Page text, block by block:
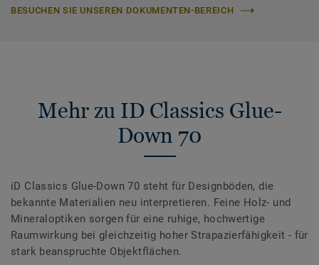
BESUCHEN SIE UNSEREN DOKUMENTEN-BEREICH
Mehr zu ID Classics Glue-
Down 70
iD Classics Glue-Down 70 steht für Designböden, die
bekannte Materialien neu interpretieren. Feine Holz- und
Mineraloptiken sorgen für eine ruhige, hochwertige
Raumwirkung bei gleichzeitig hoher Strapazierfähigkeit - für
stark beanspruchte Objektflächen.